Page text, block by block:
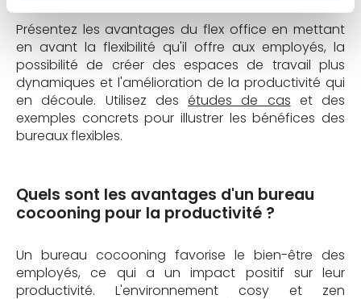
Présentez les avantages du flex office en mettant
en avant la flexibilité qu'il offre aux employés, la
possibilité de créer des espaces de travail plus
dynamiques et l'amélioration de la productivité qui
en découle. Utilisez des études de cas et des
exemples concrets pour illustrer les bénéfices des
bureaux flexibles.
Quels sont les avantages d'un bureau
cocooning pour la productivité ?
Un bureau cocooning favorise le bien-être des
employés, ce qui a un impact positif sur leur
productivité. L'environnement cosy et zen